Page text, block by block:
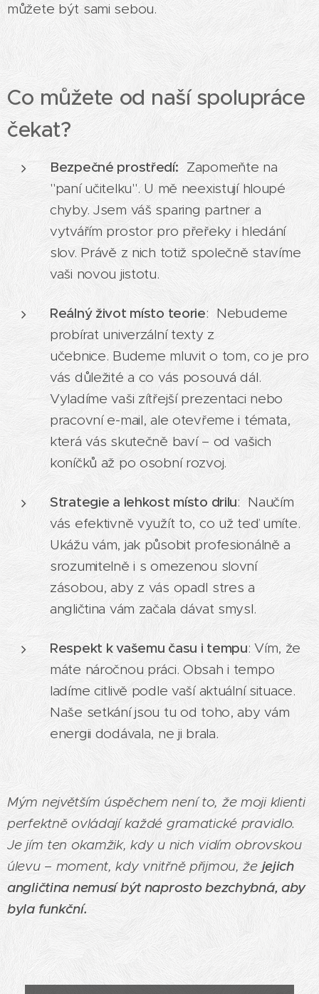
můžete být sami sebou.
Co můžete od naší spolupráce
čekat?
Bezpečné prostředí: Zapomeňte na
"paní učitelku". U mě neexistují hloupé
chyby. Jsem váš sparing partner a
vytvářím prostor pro přeřeky i hledání
slov. Právě z nich totiž společně stavíme
vaši novou jistotu.
Reálný život místo teorie: Nebudeme
probírat univerzální texty z
učebnice. Budeme mluvit o tom, co je pro
vás důležité a co vás posouvá dál.
Vyladíme vaši zítřejší prezentaci nebo
pracovní e-mail, ale otevřeme i témata,
která vás skutečně baví – od vašich
koníčků až po osobní rozvoj.
Strategie a lehkost místo drilu: Naučím
vás efektivně využít to, co už teď umíte.
Ukážu vám, jak působit profesionálně a
srozumitelně i s omezenou slovní
zásobou, aby z vás opadl stres a
angličtina vám začala dávat smysl.
Respekt k vašemu času i tempu: Vím, že
máte náročnou práci. Obsah i tempo
ladíme citlivě podle vaší aktuální situace.
Naše setkání jsou tu od toho, aby vám
energii dodávala, ne ji brala.
Mým největším úspěchem není to, že moji klienti
perfektně ovládají každé gramatické pravidlo.
Je jím ten okamžik, kdy u nich vidím obrovskou
úlevu – moment, kdy vnitřně přijmou, že jejich
angličtina nemusí být naprosto bezchybná, aby
byla funkční.